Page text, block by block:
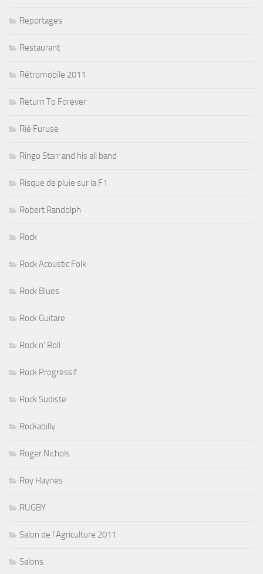
Reportages
Restaurant
Rétromobile 2011
Return To Forever
Rié Furuse
Ringo Starr and his all band
Risque de pluie sur la F1
Robert Randolph
Rock
Rock Acoustic Folk
Rock Blues
Rock Guitare
Rock n' Roll
Rock Progressif
Rock Sudiste
Rockabilly
Roger Nichols
Roy Haynes
RUGBY
Salon de l'Agriculture 2011
Salons